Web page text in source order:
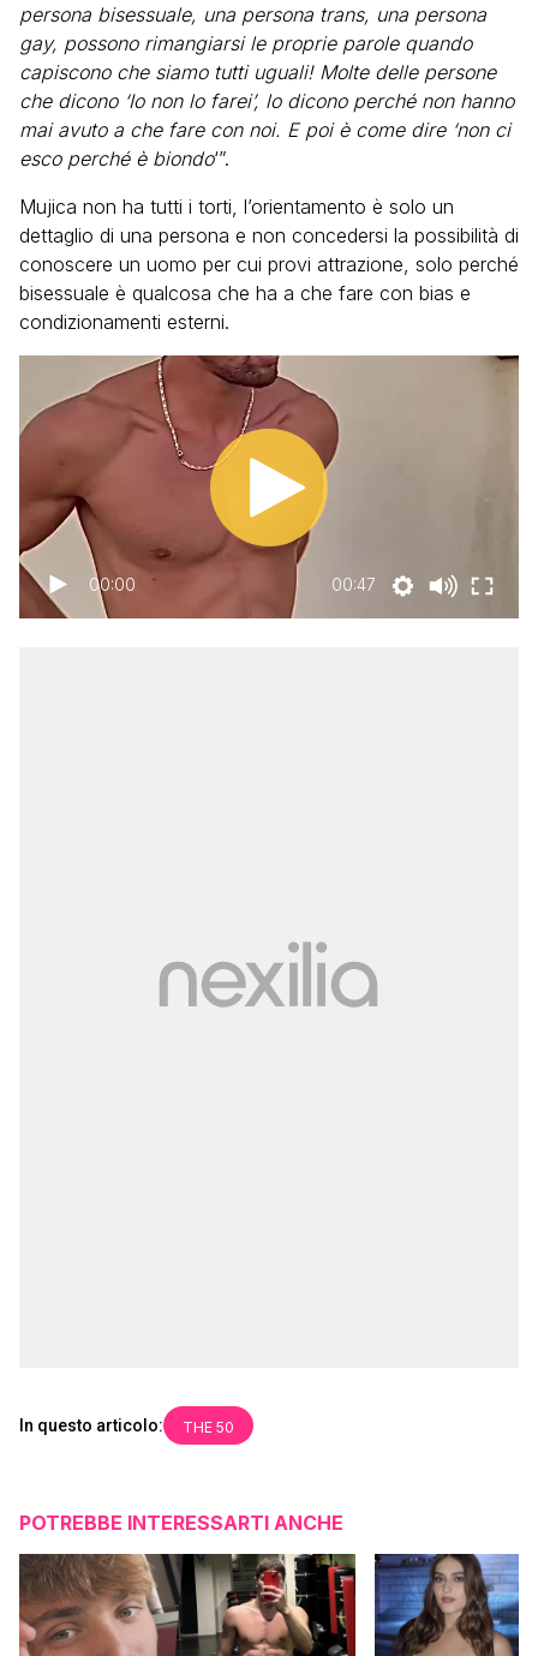
persona bisessuale, una persona trans, una persona
gay, possono rimangiarsi le proprie parole quando
capiscono che siamo tutti uguali! Molte delle persone
che dicono ‘Io non lo farei’, lo dicono perché non hanno
mai avuto a che fare con noi. E poi è come dire ‘non ci
esco perché è biondo‘”.
Mujica non ha tutti i torti, l’orientamento è solo un
dettaglio di una persona e non concedersi la possibilità di
conoscere un uomo per cui provi attrazione, solo perché
bisessuale è qualcosa che ha a che fare con bias e
condizionamenti esterni.
00:00 00:47
In questo articolo: THE 50
POTREBBE INTERESSARTI ANCHE